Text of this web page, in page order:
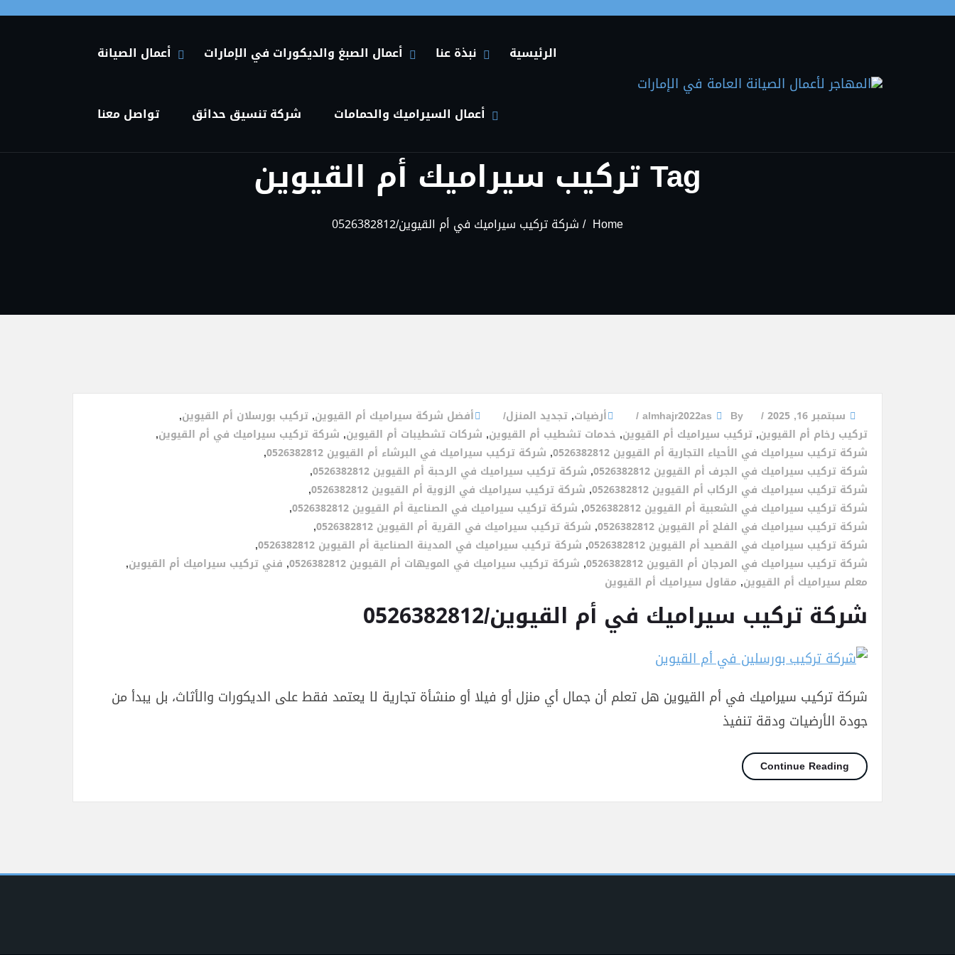
Skip to the content
الرئيسية نبذة عنا
SHOW نبذة عنا SUBMENU
HIDE نبذة عنا SUBMENU أعمال الصبغ والديكورات في الإمارات
SHOW أعمال الصبغ والديكورات في الإمارات SUBMENU
HIDE أعمال الصبغ والديكورات في الإمارات SUBMENU أعمال الصيانة
SHOW أعمال الصيانة SUBMENU
HIDE أعمال الصيانة SUBMENU
أعمال السيراميك والحمامات
SHOW أعمال السيراميك والحمامات SUBMENU
HIDE أعمال السيراميك والحمامات SUBMENU شركة تنسيق حدائق تواصل معنا
Tag تركيب سيراميك أم القيوين
Home شركة تركيب سيراميك في أم القيوين/0526382812
سبتمبر 16, 2025 By
almhajr2022as أرضيات, تجديد المنزل أفضل شركة سيراميك أم القيوين, تركيب بورسلان أم القيوين,
تركيب رخام أم القيوين, تركيب سيراميك أم القيوين, خدمات تشطيب أم القيوين, شركات تشطيبات أم القيوين, شركة تركيب سيراميك في أم القيوين,
شركة تركيب سيراميك في الأحياء التجارية أم القيوين 0526382812
, شركة تركيب سيراميك في البرشاء أم القيوين 0526382812
,
شركة تركيب سيراميك في الجرف أم القيوين 0526382812
, شركة تركيب سيراميك في الرحبة أم القيوين 0526382812
,
شركة تركيب سيراميك في الركاب أم القيوين 0526382812
, شركة تركيب سيراميك في الزوية أم القيوين 0526382812
,
شركة تركيب سيراميك في الشعبية أم القيوين 0526382812
, شركة تركيب سيراميك في الصناعية أم القيوين 0526382812
,
شركة تركيب سيراميك في الفلج أم القيوين 0526382812
, شركة تركيب سيراميك في القرية أم القيوين 0526382812
,
شركة تركيب سيراميك في القصيد أم القيوين 0526382812
, شركة تركيب سيراميك في المدينة الصناعية أم القيوين 0526382812
,
شركة تركيب سيراميك في المرجان أم القيوين 0526382812
, شركة تركيب سيراميك في المويهات أم القيوين 0526382812 , فني تركيب سيراميك أم القيوين,
معلم سيراميك أم القيوين, مقاول سيراميك أم القيوين
شركة تركيب سيراميك في أم القيوين/0526382812
شركة تركيب سيراميك في أم القيوين هل تعلم أن جمال أي منزل أو فيلا أو منشأة تجارية لا يعتمد فقط على الديكورات والأثاث، بل يبدأ من
جودة الأرضيات ودقة تنفيذ
Continue Readingشركة تركيب سيراميك في أم القيوين/0526382812